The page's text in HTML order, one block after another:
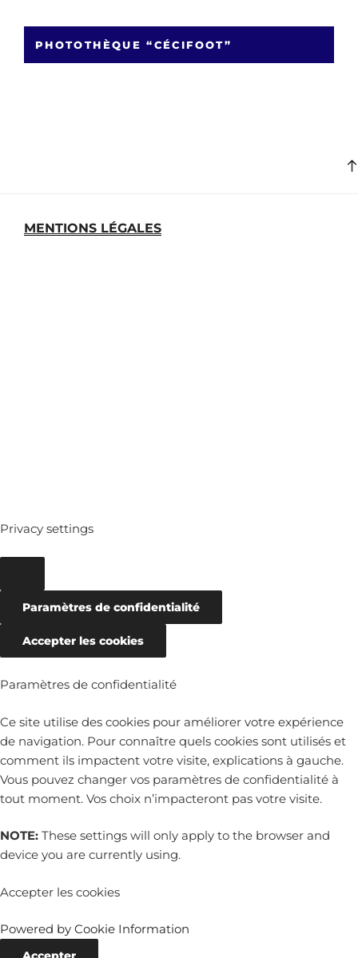
PHOTOTHÈQUE “CÉCIFOOT”
MENTIONS LÉGALES
Privacy settings
Paramètres de confidentialité
Accepter les cookies
Paramètres de confidentialité
Ce site utilise des cookies pour améliorer votre expérience
de navigation. Pour connaître quels cookies sont utilisés et
comment ils impactent votre visite, explications à gauche.
Vous pouvez changer vos paramètres de confidentialité à
tout moment. Vos choix n’impacteront pas votre visite.
NOTE: These settings will only apply to the browser and
device you are currently using.
Accepter les cookies
Powered by Cookie Information